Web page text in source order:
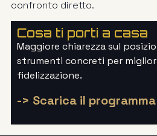
confronto diretto.
Cosa ti porti a casa
Maggiore chiarezza sul
strumenti concreti per
fidelizzazione.
-> Scarica il programma